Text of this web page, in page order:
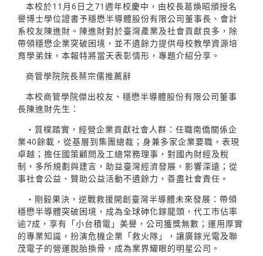
本校於11月6日之71週年校慶中，由校長葛煥昭頒授名
譽博士學位證書予穩懋半導體股份有限公司董事長、會計
系校友陳進財。陳進財對於臺灣產業及社會貢獻良多，除
帶領穩懋企業突破困境，並不遺餘力提供母校教學資源培
育學弟妹，本報特將當天表彰情形，專題介紹分享。
商管學院院長蔡宗儒推薦辭
本校商管學院傑出校友、穩懋半導體股份有限公司董事
長陳進財先生：
・質樸踏實，經營企業貢獻社會人群：任職南僑關係企
業40餘載，從基層到集團總裁；身兼多家企業要職，表現
卓越；擔任國策顧問及工總常務理事，對國內財經及稅
制，多所規劃與建言，助益臺灣經濟發展，影響深遠；從
事社會公益、贊助公益活動不遺餘力，善盡社會責任。
・剛毅果決，逆戰救援開創臺灣半導體未來發展：帶領
穩懋半導體突破困境，成為全球砷化鎵龍頭，代工巿佔率
逾7成，享有「小台積電」美譽，公司獲獎無數；運用厚實
的專業知識，扮演危機企業「救火隊」，讓廣鎵光電及聯
茂電子的營運脫胎換骨，成為業界耀眼的明星公司。